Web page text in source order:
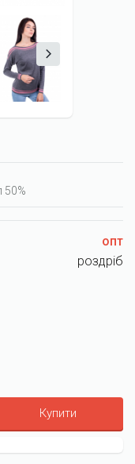
50%
опт
роздріб
Купити